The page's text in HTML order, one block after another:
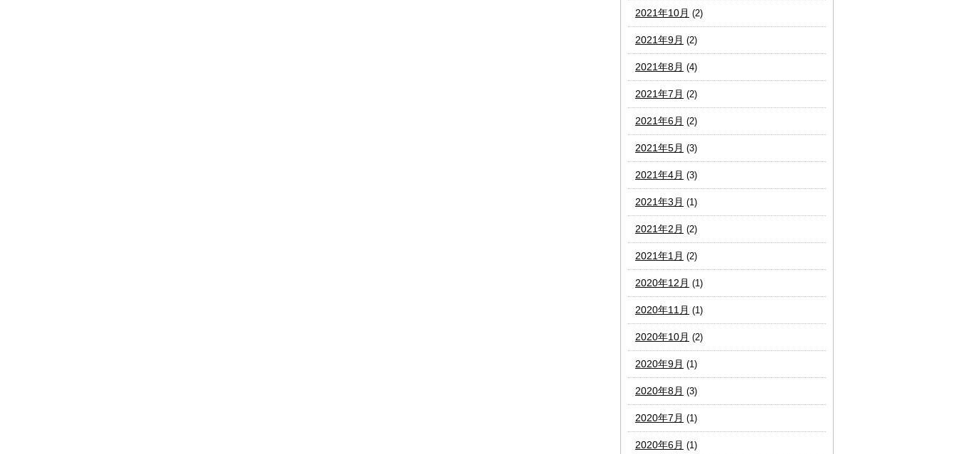
2021年10月 (2)
2021年9月 (2)
2021年8月 (4)
2021年7月 (2)
2021年6月 (2)
2021年5月 (3)
2021年4月 (3)
2021年3月 (1)
2021年2月 (2)
2021年1月 (2)
2020年12月 (1)
2020年11月 (1)
2020年10月 (2)
2020年9月 (1)
2020年8月 (3)
2020年7月 (1)
2020年6月 (1)